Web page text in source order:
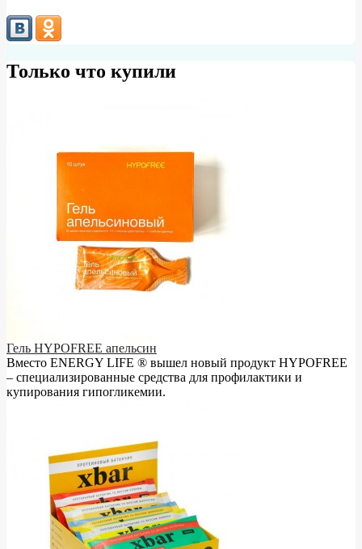
Только что купили
Гель HYPOFREE апельсин
Вместо ENERGY LIFE ® вышел новый продукт HYPOFREE
– cпециализированные средства для профилактики и
купирования гипогликемии.